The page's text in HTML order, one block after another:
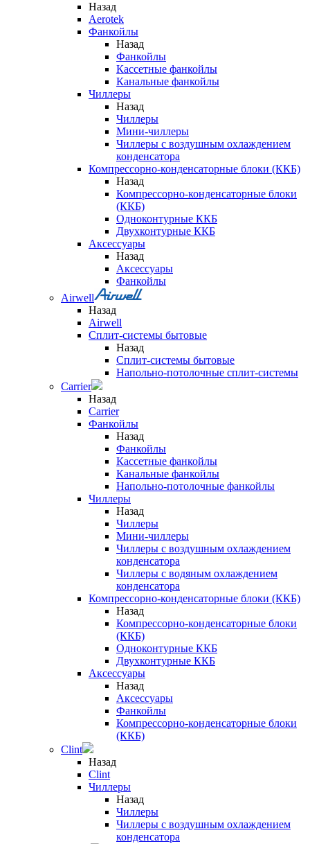
Назад
Aerotek
Фанкойлы
Назад
Фанкойлы
Кассетные фанкойлы
Канальные фанкойлы
Чиллеры
Назад
Чиллеры
Мини-чиллеры
Чиллеры с воздушным охлаждением
конденсатора
Компрессорно-конденсаторные блоки (ККБ)
Назад
Компрессорно-конденсаторные блоки
(ККБ)
Одноконтурные ККБ
Двухконтурные ККБ
Аксессуары
Назад
Аксессуары
Фанкойлы
Airwell
Назад
Airwell
Сплит-системы бытовые
Назад
Сплит-системы бытовые
Напольно-потолочные сплит-системы
Carrier
Назад
Carrier
Фанкойлы
Назад
Фанкойлы
Кассетные фанкойлы
Канальные фанкойлы
Напольно-потолочные фанкойлы
Чиллеры
Назад
Чиллеры
Мини-чиллеры
Чиллеры с воздушным охлаждением
конденсатора
Чиллеры с водяным охлаждением
конденсатора
Компрессорно-конденсаторные блоки (ККБ)
Назад
Компрессорно-конденсаторные блоки
(ККБ)
Одноконтурные ККБ
Двухконтурные ККБ
Аксессуары
Назад
Аксессуары
Фанкойлы
Компрессорно-конденсаторные блоки
(ККБ)
Clint
Назад
Clint
Чиллеры
Назад
Чиллеры
Чиллеры с воздушным охлаждением
конденсатора